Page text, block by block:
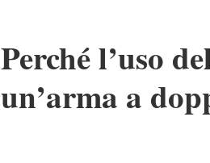
Perché l’uso
un’arma a